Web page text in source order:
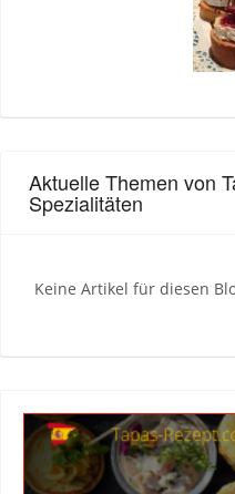
Aktuelle Themen von
Spezialitäten
Keine Artikel für diesen